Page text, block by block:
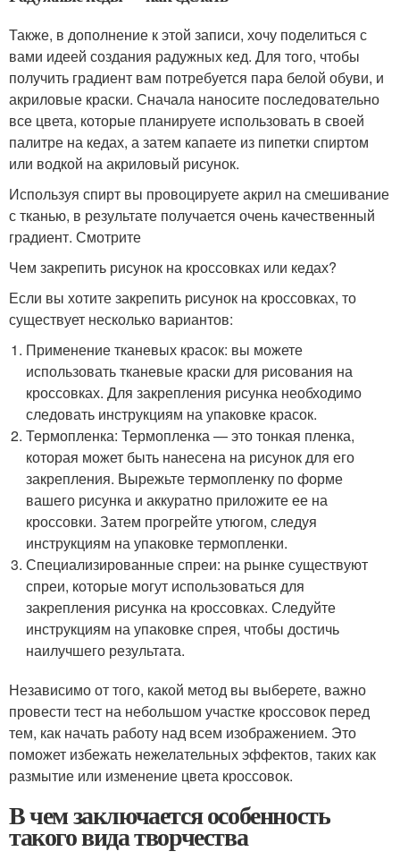
Также, в дополнение к этой записи, хочу поделиться с
вами идеей создания радужных кед. Для того, чтобы
получить градиент вам потребуется пара белой обуви, и
акриловые краски. Сначала наносите последовательно
все цвета, которые планируете использовать в своей
палитре на кедах, а затем капаете из пипетки спиртом
или водкой на акриловый рисунок.
Используя спирт вы провоцируете акрил на смешивание
с тканью, в результате получается очень качественный
градиент. Смотрите
Чем закрепить рисунок на кроссовках или кедах?
Если вы хотите закрепить рисунок на кроссовках, то
существует несколько вариантов:
Применение тканевых красок: вы можете
использовать тканевые краски для рисования на
кроссовках. Для закрепления рисунка необходимо
следовать инструкциям на упаковке красок.
Термопленка: Термопленка — это тонкая пленка,
которая может быть нанесена на рисунок для его
закрепления. Вырежьте термопленку по форме
вашего рисунка и аккуратно приложите ее на
кроссовки. Затем прогрейте утюгом, следуя
инструкциям на упаковке термопленки.
Специализированные спреи: на рынке существуют
спреи, которые могут использоваться для
закрепления рисунка на кроссовках. Следуйте
инструкциям на упаковке спрея, чтобы достичь
наилучшего результата.
Независимо от того, какой метод вы выберете, важно
провести тест на небольшом участке кроссовок перед
тем, как начать работу над всем изображением. Это
поможет избежать нежелательных эффектов, таких как
размытие или изменение цвета кроссовок.
В чем заключается особенность
такого вида творчества